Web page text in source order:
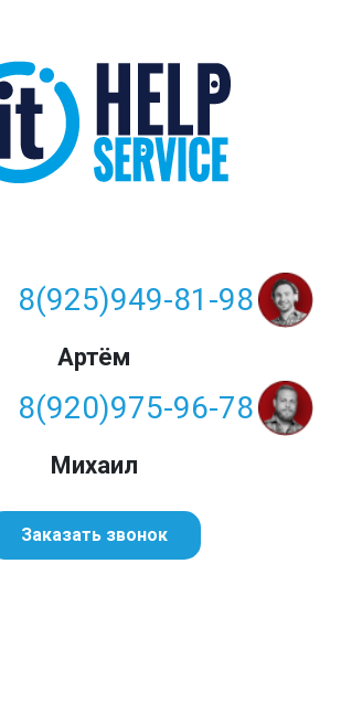
8(925)949-81-98
Артём
8(920)975-96-78
Михаил
Заказать звонок